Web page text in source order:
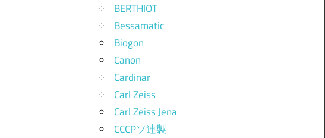
BERTHIOT
Bessamatic
Biogon
Canon
Cardinar
Carl Zeiss
Carl Zeiss Jena
CCCPソ連製